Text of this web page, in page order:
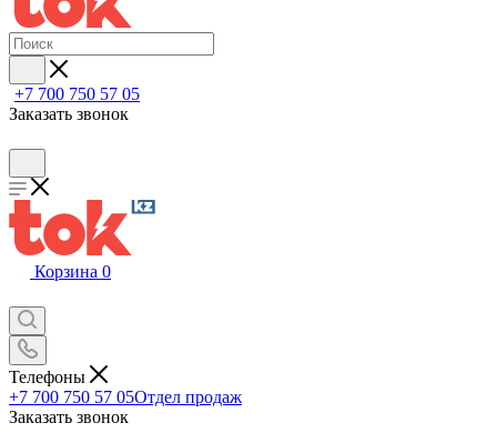
+7 700 750 57 05
Заказать звонок
Корзина 0
Телефоны
+7 700 750 57 05Отдел продаж
Заказать звонок